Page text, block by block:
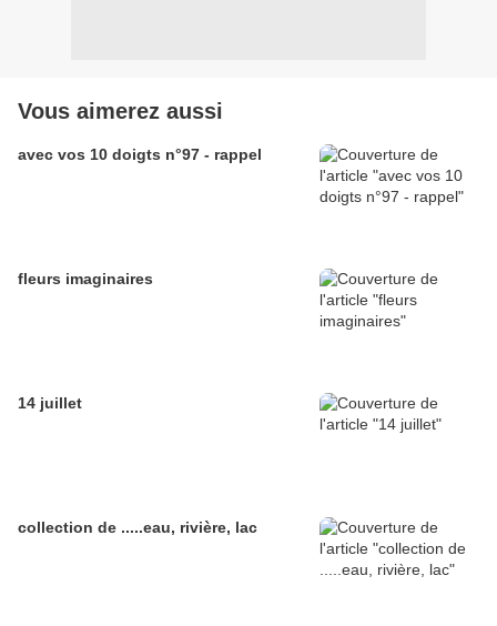
Vous aimerez aussi
avec vos 10 doigts n°97 - rappel
fleurs imaginaires
14 juillet
collection de .....eau, rivière, lac